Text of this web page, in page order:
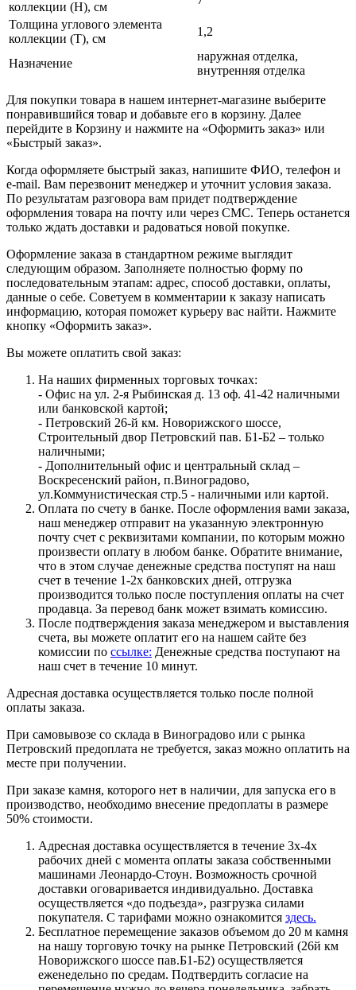
коллекции (H), см
Толщина углового элемента
коллекции (T), см
1,2
Назначение
наружная отделка,
внутренняя отделка
Для покупки товара в нашем интернет-магазине выберите
понравившийся товар и добавьте его в корзину. Далее
перейдите в Корзину и нажмите на «Оформить заказ» или
«Быстрый заказ».
Когда оформляете быстрый заказ, напишите ФИО, телефон и
e-mail. Вам перезвонит менеджер и уточнит условия заказа.
По результатам разговора вам придет подтверждение
оформления товара на почту или через СМС. Теперь останется
только ждать доставки и радоваться новой покупке.
Оформление заказа в стандартном режиме выглядит
следующим образом. Заполняете полностью форму по
последовательным этапам: адрес, способ доставки, оплаты,
данные о себе. Советуем в комментарии к заказу написать
информацию, которая поможет курьеру вас найти. Нажмите
кнопку «Оформить заказ».
Вы можете оплатить свой заказ:
На наших фирменных торговых точках:
- Офис на ул. 2-я Рыбинская д. 13 оф. 41-42 наличными
или банковской картой;
- Петровский 26-й км. Новорижского шоссе,
Строительный двор Петровский пав. Б1-Б2 – только
наличными;
- Дополнительный офис и центральный склад –
Воскресенский район, п.Виноградово,
ул.Коммунистическая стр.5 - наличными или картой.
Оплата по счету в банке. После оформления вами заказа,
наш менеджер отправит на указанную электронную
почту счет с реквизитами компании, по которым можно
произвести оплату в любом банке. Обратите внимание,
что в этом случае денежные средства поступят на наш
счет в течение 1-2х банковских дней, отгрузка
производится только после поступления оплаты на счет
продавца. За перевод банк может взимать комиссию.
После подтверждения заказа менеджером и выставления
счета, вы можете оплатит его на нашем сайте без
комиссии по ссылке: Денежные средства поступают на
наш счет в течение 10 минут.
Адресная доставка осуществляется только после полной
оплаты заказа.
При самовывозе со склада в Виноградово или с рынка
Петровский предоплата не требуется, заказ можно оплатить на
месте при получении.
При заказе камня, которого нет в наличии, для запуска его в
производство, необходимо внесение предоплаты в размере
50% стоимости.
Адресная доставка осуществляется в течение 3х-4х
рабочих дней с момента оплаты заказа собственными
машинами Леонардо-Стоун. Возможность срочной
доставки оговаривается индивидуально. Доставка
осуществляется «до подъезда», разгрузка силами
покупателя. С тарифами можно ознакомится здесь.
Бесплатное перемещение заказов объемом до 20 м камня
на нашу торговую точку на рынке Петровский (26й км
Новорижского шоссе пав.Б1-Б2) осуществляется
еженедельно по средам. Подтвердить согласие на